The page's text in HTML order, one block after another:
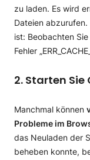
zu laden. Es wird
Dateien
ist: Beobachten
Fehler
2. Starten
Manchmal können
Probleme im
das Neuladen der
beheben konnte,